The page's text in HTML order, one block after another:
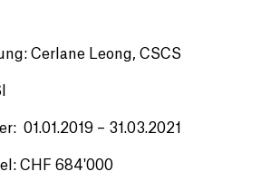
Cerlane Leong, CSCS
01.01.2019 – 31.03.2021
CHF 684'000